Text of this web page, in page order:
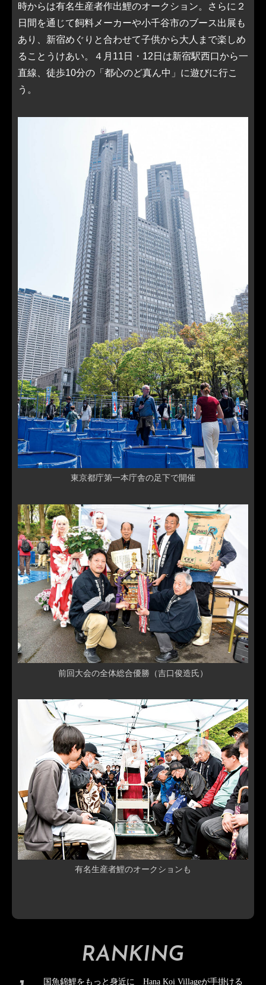
時からは有名生産者作出鯉のオークション。さらに２
日間を通じて飼料メーカーや小千谷市のブース出展も
あり、新宿めぐりと合わせて子供から大人まで楽しめ
ることうけあい。４月11日・12日は新宿駅西口から一
直線、徒歩10分の「都心のど真ん中」に遊びに行こ
う。
東京都庁第一本庁舎の足下で開催
前回大会の全体総合優勝（吉口俊造氏）
有名生産者鯉のオークションも
RANKING
国魚錦鯉をもっと身近に Hana Koi Villageが手掛ける